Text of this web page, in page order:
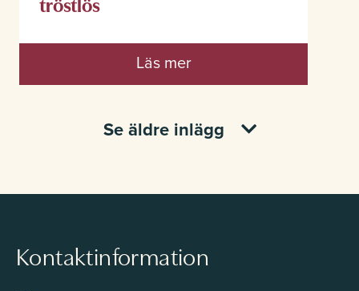
Läs mer
Se äldre inlägg
Kontaktinformation